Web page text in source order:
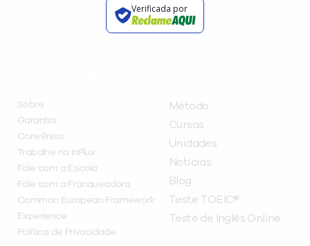
Verificada por
Sobre
Garantia
Convênios
Trabalhe na inFlux
Fale com a Escola
Fale com a Franqueadora
Common European Framework
Experience
Política de Privacidade
Método
Cursos
Unidades
Notícias
Blog
Teste TOEIC®
Teste de Inglês Online